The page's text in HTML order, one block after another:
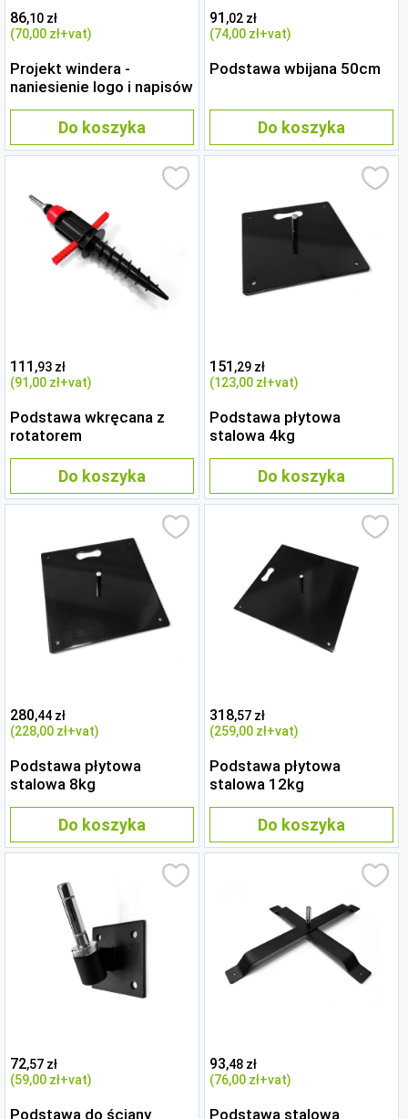
86,10 zł
(70,00 zł+vat)
Projekt windera -
naniesienie logo i napisów
Do koszyka
91 ,02 zł
(74,00 zł+vat)
Podstawa wbijana 50cm
Do koszyka
111 ,93 zł
(91 ,00 zł+vat)
Podstawa wkręcana z
rotatorem
Do koszyka
151 ,29 zł
(123,00 zł+vat)
Podstawa płytowa
stalowa 4kg
Do koszyka
280,44 zł
(228,00 zł+vat)
Podstawa płytowa
stalowa 8kg
Do koszyka
318,57 zł
(259,00 zł+vat)
Podstawa płytowa
stalowa 12kg
Do koszyka
72,57 zł
(59,00 zł+vat)
Podstawa do ściany
93,48 zł
(76,00 zł+vat)
Podstawa stalowa